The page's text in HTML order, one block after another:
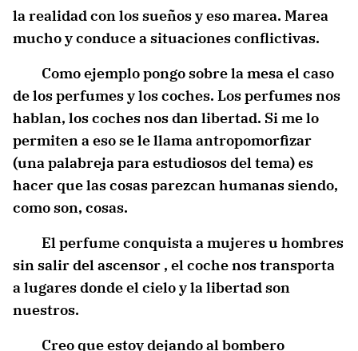
la realidad con los sueños y eso marea. Marea
mucho y conduce a situaciones conflictivas.
Como ejemplo pongo sobre la mesa el caso
de los perfumes y los coches. Los perfumes nos
hablan, los coches nos dan libertad. Si me lo
permiten a eso se le llama antropomorfizar
(una palabreja para estudiosos del tema) es
hacer que las cosas parezcan humanas siendo,
como son, cosas.
El perfume conquista a mujeres u hombres
sin salir del ascensor , el coche nos transporta
a lugares donde el cielo y la libertad son
nuestros.
Creo que estoy dejando al bombero